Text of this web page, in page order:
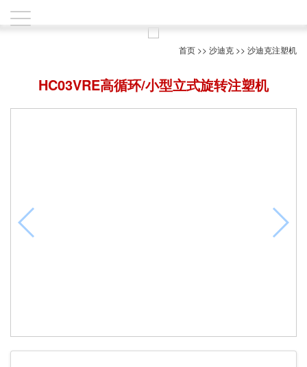
首页 >> 沙迪克 >> 沙迪克注塑机
HC03VRE高循环/小型立式旋转注塑机